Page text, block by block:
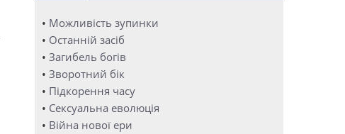
• Можливість зупинки
• Останній засіб
• Загибель богів
• Зворотний бік
• Підкорення часу
• Сексуальна еволюція
• Війна нової ери